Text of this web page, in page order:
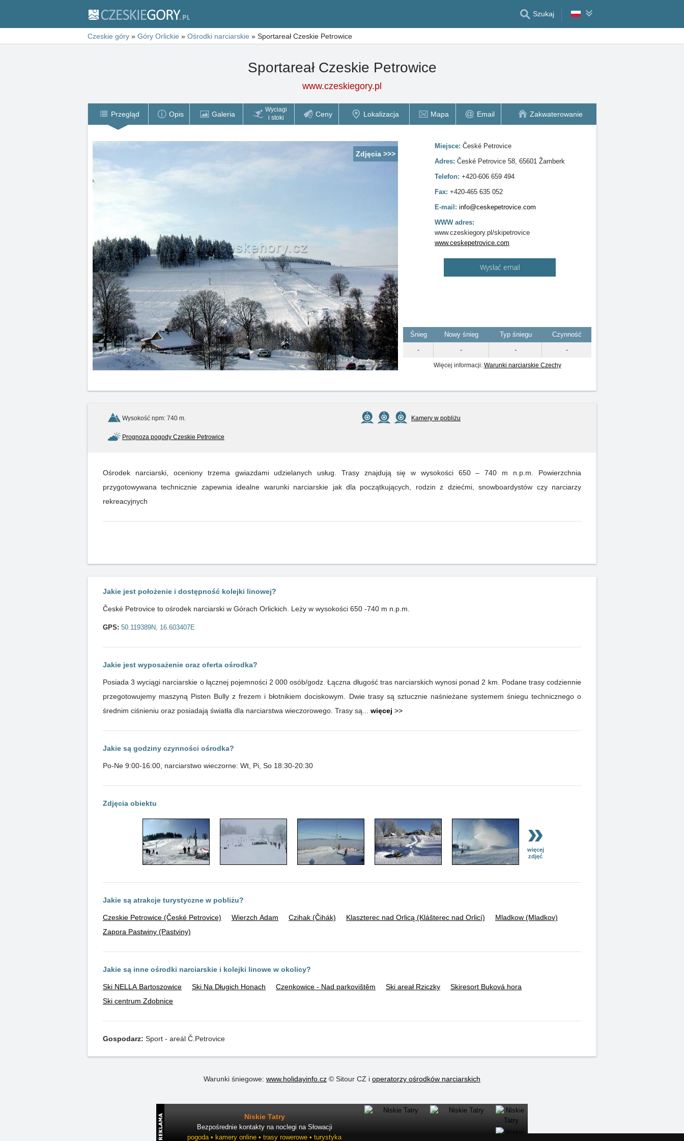
Szukaj
Czeskie góry » Góry Orlickie » Ośrodki narciarskie » Sportareał Czeskie Petrowice
Sportareał Czeskie Petrowice
www.czeskiegory.pl
Przegląd Opis Galeria
Wyciagi
i stoki
Ceny Lokalizacja Mapa Email Zakwaterowanie
Zdjęcia >>>
Miejsce: České Petrovice
Adres: České Petrovice 58, 65601 Žamberk
Telefon: +420-606 659 494
Fax: +420-465 635 052
E-mail: info@ceskepetrovice.com
WWW adres:
www.czeskiegory.pl/skipetrovice
www.ceskepetrovice.com
Wysłać email
Śnieg Nowy śnieg Typ śniegu
Czynność
-
- - -
Więcej informacji: Warunki narciarskie Czechy
Wysokość npm: 740 m. Kamery w pobliżu
Prognoza pogody Czeskie Petrowice
Ośrodek narciarski, oceniony trzema gwiazdami udzielanych usług. Trasy znajdują się w wysokości 650 – 740 m n.p.m. Powierzchnia
przygotowywana technicznie zapewnia idealne warunki narciarskie jak dla początkujących, rodzin z dziećmi, snowboardystów czy narciarzy
rekreacyjnych
Jakie jest położenie i dostępność kolejki linowej?
České Petrovice to ośrodek narciarski w Górach Orlickich. Leży w wysokości 650 -740 m n.p.m.
GPS: 50.119389N, 16.603407E
Jakie jest wyposażenie oraz oferta ośrodka?
Posiada 3 wyciągi narciarskie o łącznej pojemności 2 000 osób/godz. Łączna długość tras narciarskich wynosi ponad 2 km. Podane trasy codziennie
przegotowujemy maszyną Pisten Bully z frezem i błotnikiem dociskowym. Dwie trasy są sztucznie naśnieżane systemem śniegu technicznego o
średnim ciśnieniu oraz posiadają światła dla narciarstwa wieczorowego. Trasy są... więcej >>
Jakie są godziny czynności ośrodka?
Po-Ne 9:00-16:00, narciarstwo wieczorne: Wt, Pi, So 18:30-20:30
Zdjęcia obiektu
»
więcej
zdjęć
Jakie są atrakcje turystyczne w pobliżu?
Czeskie Petrowice (České Petrovice) Wierzch Adam Czihak (Čihák) Klaszterec nad Orlicą (Klášterec nad Orlicí)
Mladkow (Mladkov)
Zapora Pastwiny (Pastviny)
Jakie są inne ośrodki narciarskie i kolejki linowe w okolicy?
Ski NELLA Bartoszowice Ski Na Długich Honach Czenkowice - Nad parkovištěm Ski areał Rziczky
Skiresort Buková hora
Ski centrum Zdobnice
Gospodarz: Sport - areál Č.Petrovice
Warunki śniegowe: www.holidayinfo.cz © Sitour CZ i operatorzy ośrodków narciarskich
Niskie Tatry
Bezpośrednie kontakty na noclegi na Słowacji
pogoda • kamery online • trasy rowerowe • turystyka